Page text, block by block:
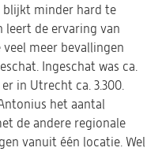
blijkt minder hard te
leert de ervaring van
meer bevallingen
Ingeschat was ca.
in Utrecht ca. 3.300.
het aantal
de andere regionale
vanuit één locatie. Wel